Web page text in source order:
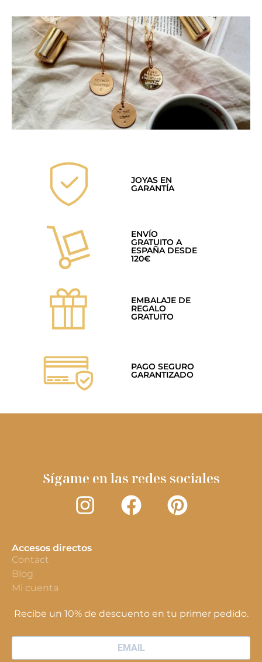
JOYAS EN
GARANTÍA
ENVÍO
GRATUITO A
ESPAÑA DESDE
120€
EMBALAJE DE
REGALO
GRATUITO
PAGO SEGURO
GARANTIZADO
Sígame en las redes sociales
Accesos directos
Contact
Blog
Mi cuenta
Recibe un 10% de descuento en tu primer pedido.